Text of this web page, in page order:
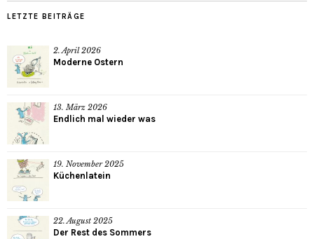
LETZTE BEITRÄGE
2. April 2026
Moderne Ostern
13. März 2026
Endlich mal wieder was
19. November 2025
Küchenlatein
22. August 2025
Der Rest des Sommers